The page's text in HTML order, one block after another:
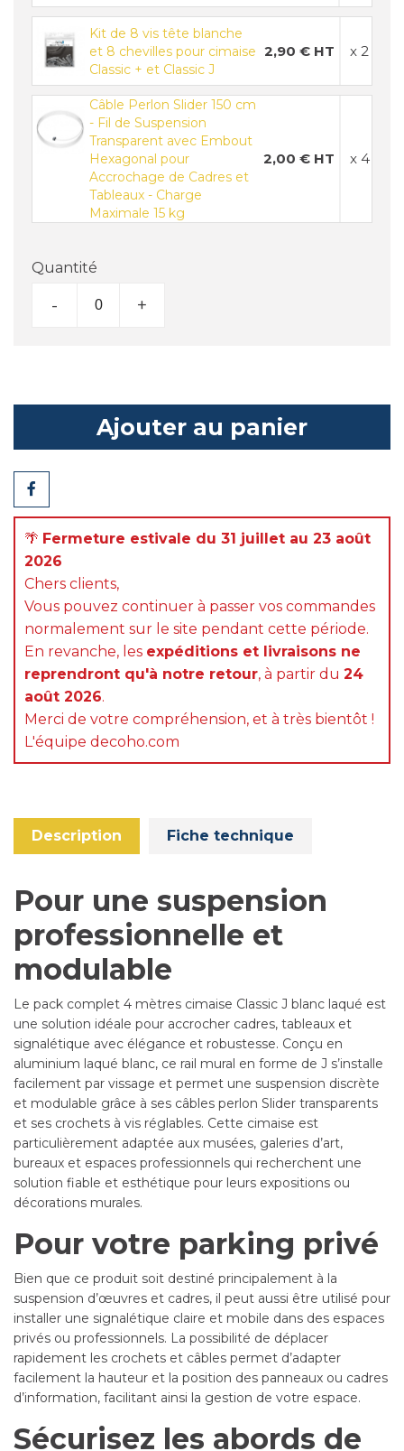
Kit de 8 vis tête blanche
et 8 chevilles pour cimaise
Classic + et Classic J
2,90 € HT x 2
Câble Perlon Slider 150 cm
- Fil de Suspension
Transparent avec Embout
Hexagonal pour
Accrochage de Cadres et
Tableaux - Charge
Maximale 15 kg
2,00 € HT x 4
Quantité
- +
Ajouter au panier
Partager
🌴 Fermeture estivale du 31 juillet au 23 août
2026
Chers clients,
Vous pouvez continuer à passer vos commandes
normalement sur le site pendant cette période.
En revanche, les expéditions et livraisons ne
reprendront qu'à notre retour, à partir du 24
août 2026.
Merci de votre compréhension, et à très bientôt !
L'équipe decoho.com
Description Fiche technique
Pour une suspension
professionnelle et
modulable
Le pack complet 4 mètres cimaise Classic J blanc laqué est
une solution idéale pour accrocher cadres, tableaux et
signalétique avec élégance et robustesse. Conçu en
aluminium laqué blanc, ce rail mural en forme de J s’installe
facilement par vissage et permet une suspension discrète
et modulable grâce à ses câbles perlon Slider transparents
et ses crochets à vis réglables. Cette cimaise est
particulièrement adaptée aux musées, galeries d’art,
bureaux et espaces professionnels qui recherchent une
solution fiable et esthétique pour leurs expositions ou
décorations murales.
Pour votre parking privé
Bien que ce produit soit destiné principalement à la
suspension d’œuvres et cadres, il peut aussi être utilisé pour
installer une signalétique claire et mobile dans des espaces
privés ou professionnels. La possibilité de déplacer
rapidement les crochets et câbles permet d’adapter
facilement la hauteur et la position des panneaux ou cadres
d’information, facilitant ainsi la gestion de votre espace.
Sécurisez les abords de